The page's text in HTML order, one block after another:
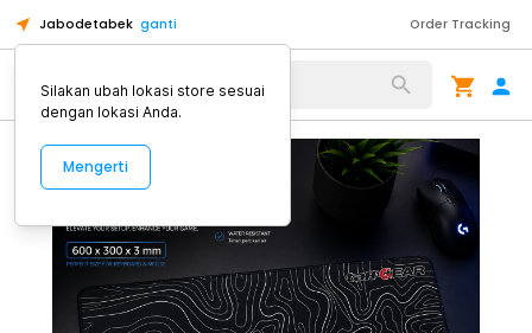
Jabodetabek ganti Order Tracking
Alat Kopi
Silakan ubah lokasi store sesuai
dengan lokasi Anda.
Mengerti